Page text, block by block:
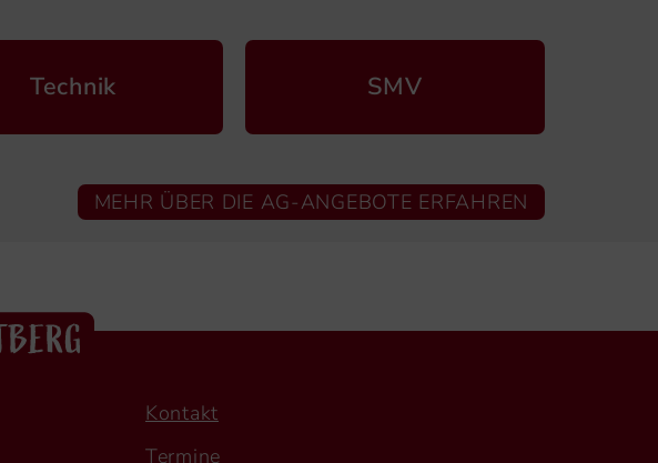
Technik SMV
MEHR ÜBER DIE AG-ANGEBOTE ERFAHREN
Kontakt
Termine